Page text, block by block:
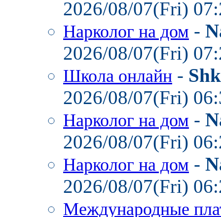
2026/08/07(Fri)
Нарколог на дом -
2026/08/07(Fri)
Школа онлайн -
2026/08/07(Fri)
Нарколог на дом -
2026/08/07(Fri)
Нарколог на дом -
2026/08/07(Fri)
Международные